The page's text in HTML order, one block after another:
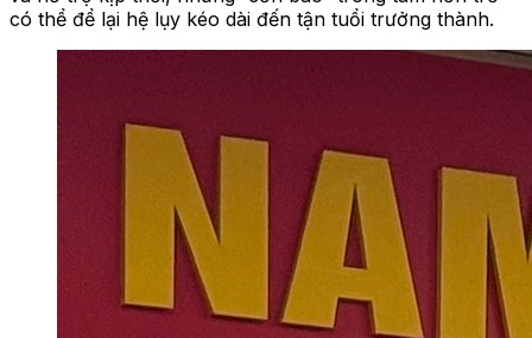
có thể để lại hệ lụy kéo dài đến tận tuổi trưởng thành.